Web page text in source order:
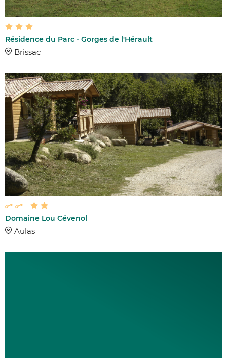
AFFINER
DATE DU
COMMUNES
Résidence du Parc - Gorges de l'Hérault
Brissac
Domaine Lou Cévenol
Aulas